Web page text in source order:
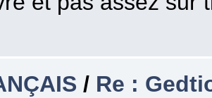
/ Re :